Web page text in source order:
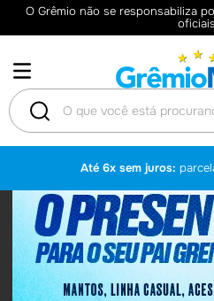
O Grêmio não se responsabiliza
O que você está procurando?
Frete Grátispara todo o Brasil: